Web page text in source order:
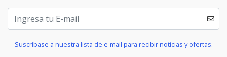
Suscríbase a nuestra lista de e-mail para recibir noticias y ofertas.